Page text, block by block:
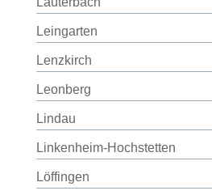
Leingarten
Lenzkirch
Leonberg
Lindau
Linkenheim-Hochstetten
Löffingen